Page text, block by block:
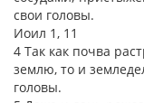
свои головы.
Иоил 1, 11
4 Так как почва
землю, то и
головы.